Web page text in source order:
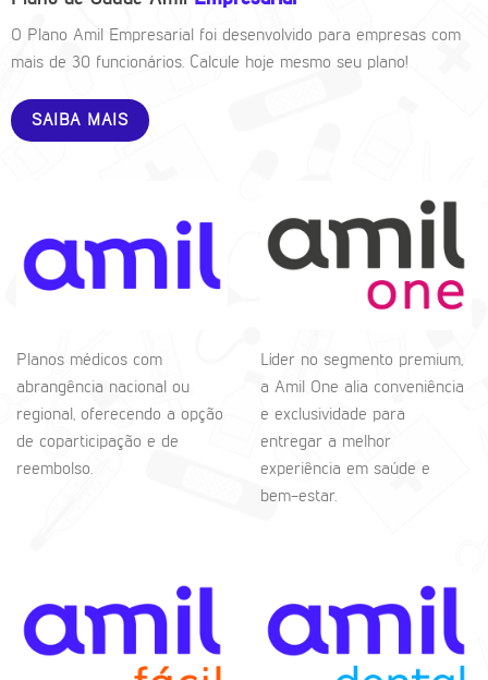
O Plano Amil Empresarial foi desenvolvido para empresas com
mais de 30 funcionários. Calcule hoje mesmo seu plano!
SAIBA MAIS
Planos médicos com
abrangência nacional ou
regional, oferecendo a opção
de coparticipação e de
reembolso.
Líder no segmento premium,
a Amil One alia conveniência
e exclusividade para
entregar a melhor
experiência em saúde e
bem-estar.